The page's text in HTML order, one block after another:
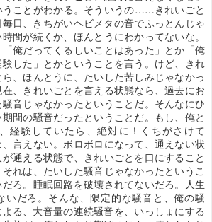
うことがわかる。そういうの……きれいごと
日、きちがいヘビメタの音でふっとんじゃ
間が続くか、ほんとうにわかってないな。
俺だってくるしいことはあった」とか「俺
した」とかということを言う。けど、きれ
、ほんとうに、たいした苦しみじゃなかっ
、きれいごとを言える状態なら、過去にお
音じゃなかったということだ。そんなにひ
間の騒音だったということだ。もし、俺と
経験していたら、絶対に！くちがさけて
言えない。ボロボロになって、通えない状
通える状態で、きれいごとを口にすること
れは、たいした騒音じゃなかったというこ
ろ。睡眠回路を破壊されてないだろ。人生
いだろ。そんな、限定的な騒音と、俺の騒
る、大音量の連続騒音を、いっしょにする